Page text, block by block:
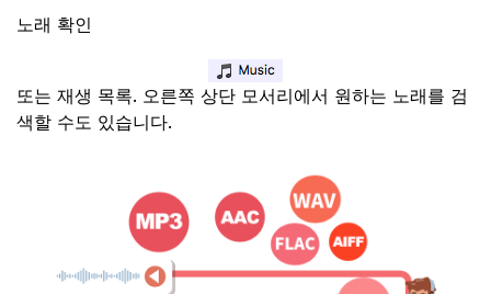
노래 확인
또는 재생 목록. 오른쪽 상단 모서리에서 원하는 노래를 검
색할 수도 있습니다.